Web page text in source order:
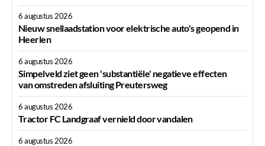
6 augustus 2026
Nieuw snellaadstation voor elektrische auto's geopend in
Heerlen
6 augustus 2026
Simpelveld ziet geen 'substantiële' negatieve effecten
van omstreden afsluiting Preutersweg
6 augustus 2026
Tractor FC Landgraaf vernield door vandalen
6 augustus 2026